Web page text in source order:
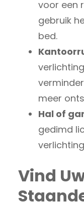
voor een
gebruik
bed.
meer
Hal of
gedimd
Vind